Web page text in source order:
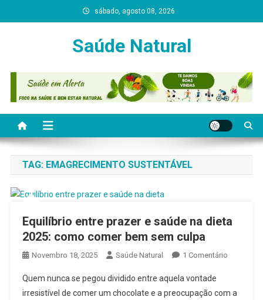
to
sábado, agosto 08, 2026
Saúde Natural
TAG: EMAGRECIMENTO SUSTENTÁVEL
Equilíbrio entre prazer e saúde na dieta
2025: como comer bem sem culpa
Novembro 18, 2025 Saúde Natural 1 ComentárioEm
Prazer
Quem nunca se pegou dividido entre aquela vontade
irresistível de comer um chocolate e a preocupação com a